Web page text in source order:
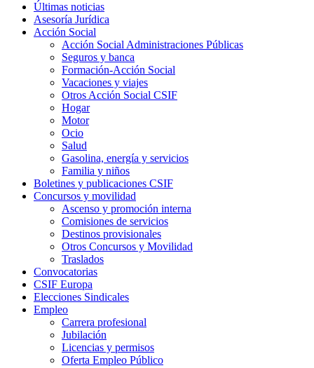
Últimas noticias
Asesoría Jurídica
Acción Social
Acción Social Administraciones Públicas
Seguros y banca
Formación-Acción Social
Vacaciones y viajes
Otros Acción Social CSIF
Hogar
Motor
Ocio
Salud
Gasolina, energía y servicios
Familia y niños
Boletines y publicaciones CSIF
Concursos y movilidad
Ascenso y promoción interna
Comisiones de servicios
Destinos provisionales
Otros Concursos y Movilidad
Traslados
Convocatorias
CSIF Europa
Elecciones Sindicales
Empleo
Carrera profesional
Jubilación
Licencias y permisos
Oferta Empleo Público